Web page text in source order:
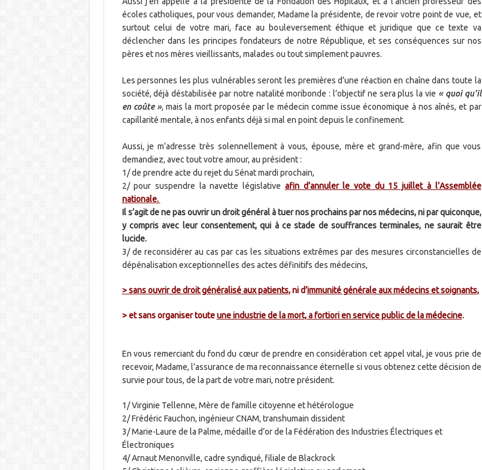
écoles catholiques, pour vous demander, Madame la présidente, de revoir votre point de vue, et
surtout celui de votre mari, face au bouleversement éthique et juridique que ce texte va
déclencher dans les principes fondateurs de notre République, et ses conséquences sur nos
pères et nos mères vieillissants, malades ou tout simplement pauvres.
Les personnes les plus vulnérables seront les premières d’une réaction en chaîne dans toute la
société, déjà déstabilisée par notre natalité moribonde : l’objectif ne sera plus la vie « quoi qu’il
en coûte », mais la mort proposée par le médecin comme issue économique à nos aînés, et par
capillarité mentale, à nos enfants déjà si mal en point depuis le confinement.
Aussi, je m’adresse très solennellement à vous, épouse, mère et grand-mère, afin que vous
demandiez, avec tout votre amour, au président :
1/ de prendre acte du rejet du Sénat mardi prochain,
2/ pour suspendre la navette législative afin d’annuler le vote du 15 juillet à l’Assemblée
nationale.
Il s’agit de ne pas ouvrir un droit général à tuer nos prochains par nos médecins, ni par quiconque,
y compris avec leur consentement, qui à ce stade de souffrances terminales, ne saurait être
lucide.
3/ de reconsidérer au cas par cas les situations extrêmes par des mesures circonstancielles de
dépénalisation exceptionnelles des actes définitifs des médecins,
> sans ouvrir de droit généralisé aux patients, ni d’immunité générale aux médecins et soignants,
> et sans organiser touteune industrie de la mort, a fortiori en service public de la médecine.
En vous remerciant du fond du cœur de prendre en considération cet appel vital, je vous prie de
recevoir, Madame, l’assurance de ma reconnaissance éternelle si vous obtenez cette décision de
survie pour tous, de la part de votre mari, notre président.
1/ Virginie Tellenne, Mère de famille citoyenne et hétérologue
2/ Frédéric Fauchon, ingénieur CNAM, transhumain dissident
3/ Marie-Laure de la Palme, médaille d’or de la Fédération des Industries Électriques et
Électroniques
4/ Arnaut Menonville, cadre syndiqué, filiale de Blackrock